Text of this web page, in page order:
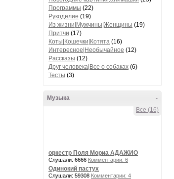
Программы (22)
Рукоделие (19)
Из жизни|Мужчины|Женщины (19)
Притчи (17)
Коты|Кошечки|Котята (16)
Интересное|Необычайное (12)
Рассказы (12)
Друг человека|Все о собаках (6)
Тесты (3)
-
Музыка
Все (16)
оркестр Поля Мориа АДАЖИО
Слушали: 6666 Комментарии: 6
Одинокий пастух
Слушали: 59308 Комментарии: 4